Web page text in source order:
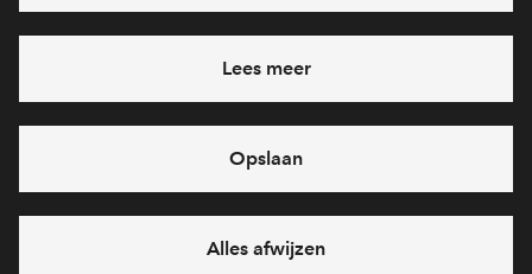
Ja, ik wil mij aanmelden
Heb je een vraag en wil je direct antwoord? Bel ons op088-
7122659
6 dagen per week beschikbaar (behalve tijdens
feestdagen)
vandaag van 09:00 - 18:00 uur